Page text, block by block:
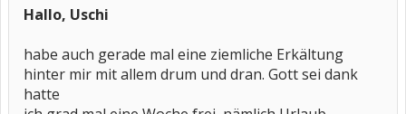
Hallo, Uschi
habe auch gerade mal eine ziemliche Erkältung
hinter mir mit allem drum und dran. Gott sei dank
hatte